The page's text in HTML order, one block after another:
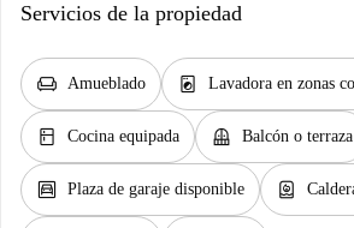
Servicios de la propiedad
chair Amueblado local_laundry_service Lavadora en zonas
kitchen Cocina equipada balcony Balcón o terraza
garage Plaza de garaje disponible water_heater